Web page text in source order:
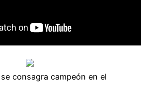
consagra campeón en el